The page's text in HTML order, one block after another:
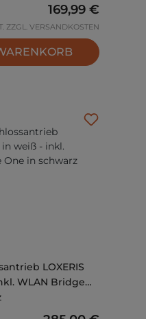
Regulärer Preis:
169,99 €
ZZGL. VERSANDKOSTEN
LOXERIS
WLAN Bridge